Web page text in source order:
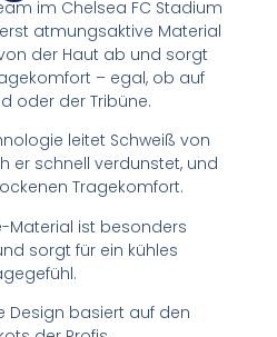
im Chelsea FC Stadium
atmungsaktive Material
der Haut ab und sorgt
– egal, ob auf
oder der Tribüne.
leitet Schweiß von
er schnell verdunstet, und
Tragekomfort.
Material ist besonders
sorgt für ein kühles
Design basiert auf den